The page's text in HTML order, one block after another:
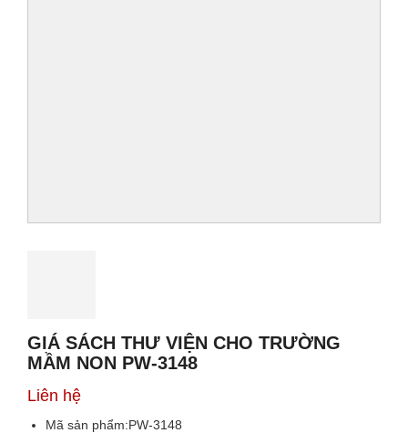
GIÁ SÁCH THƯ VIỆN CHO TRƯỜNG
MẦM NON PW-3148
Liên hệ
Mã sản phẩm:PW-3148